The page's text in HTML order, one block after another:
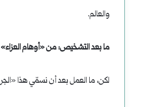
والعالم.
ما بعد التشخيص: من «أوهام العزاء»
لكن، ما العمل بعد أن نسمّي هذا